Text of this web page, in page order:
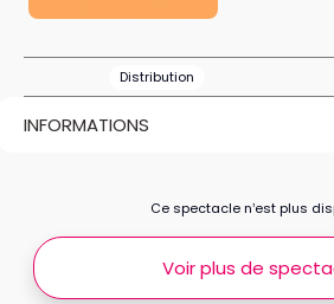
Distribution
INFORMATIONS
Ce spectacle n’est plus
Voir plus de